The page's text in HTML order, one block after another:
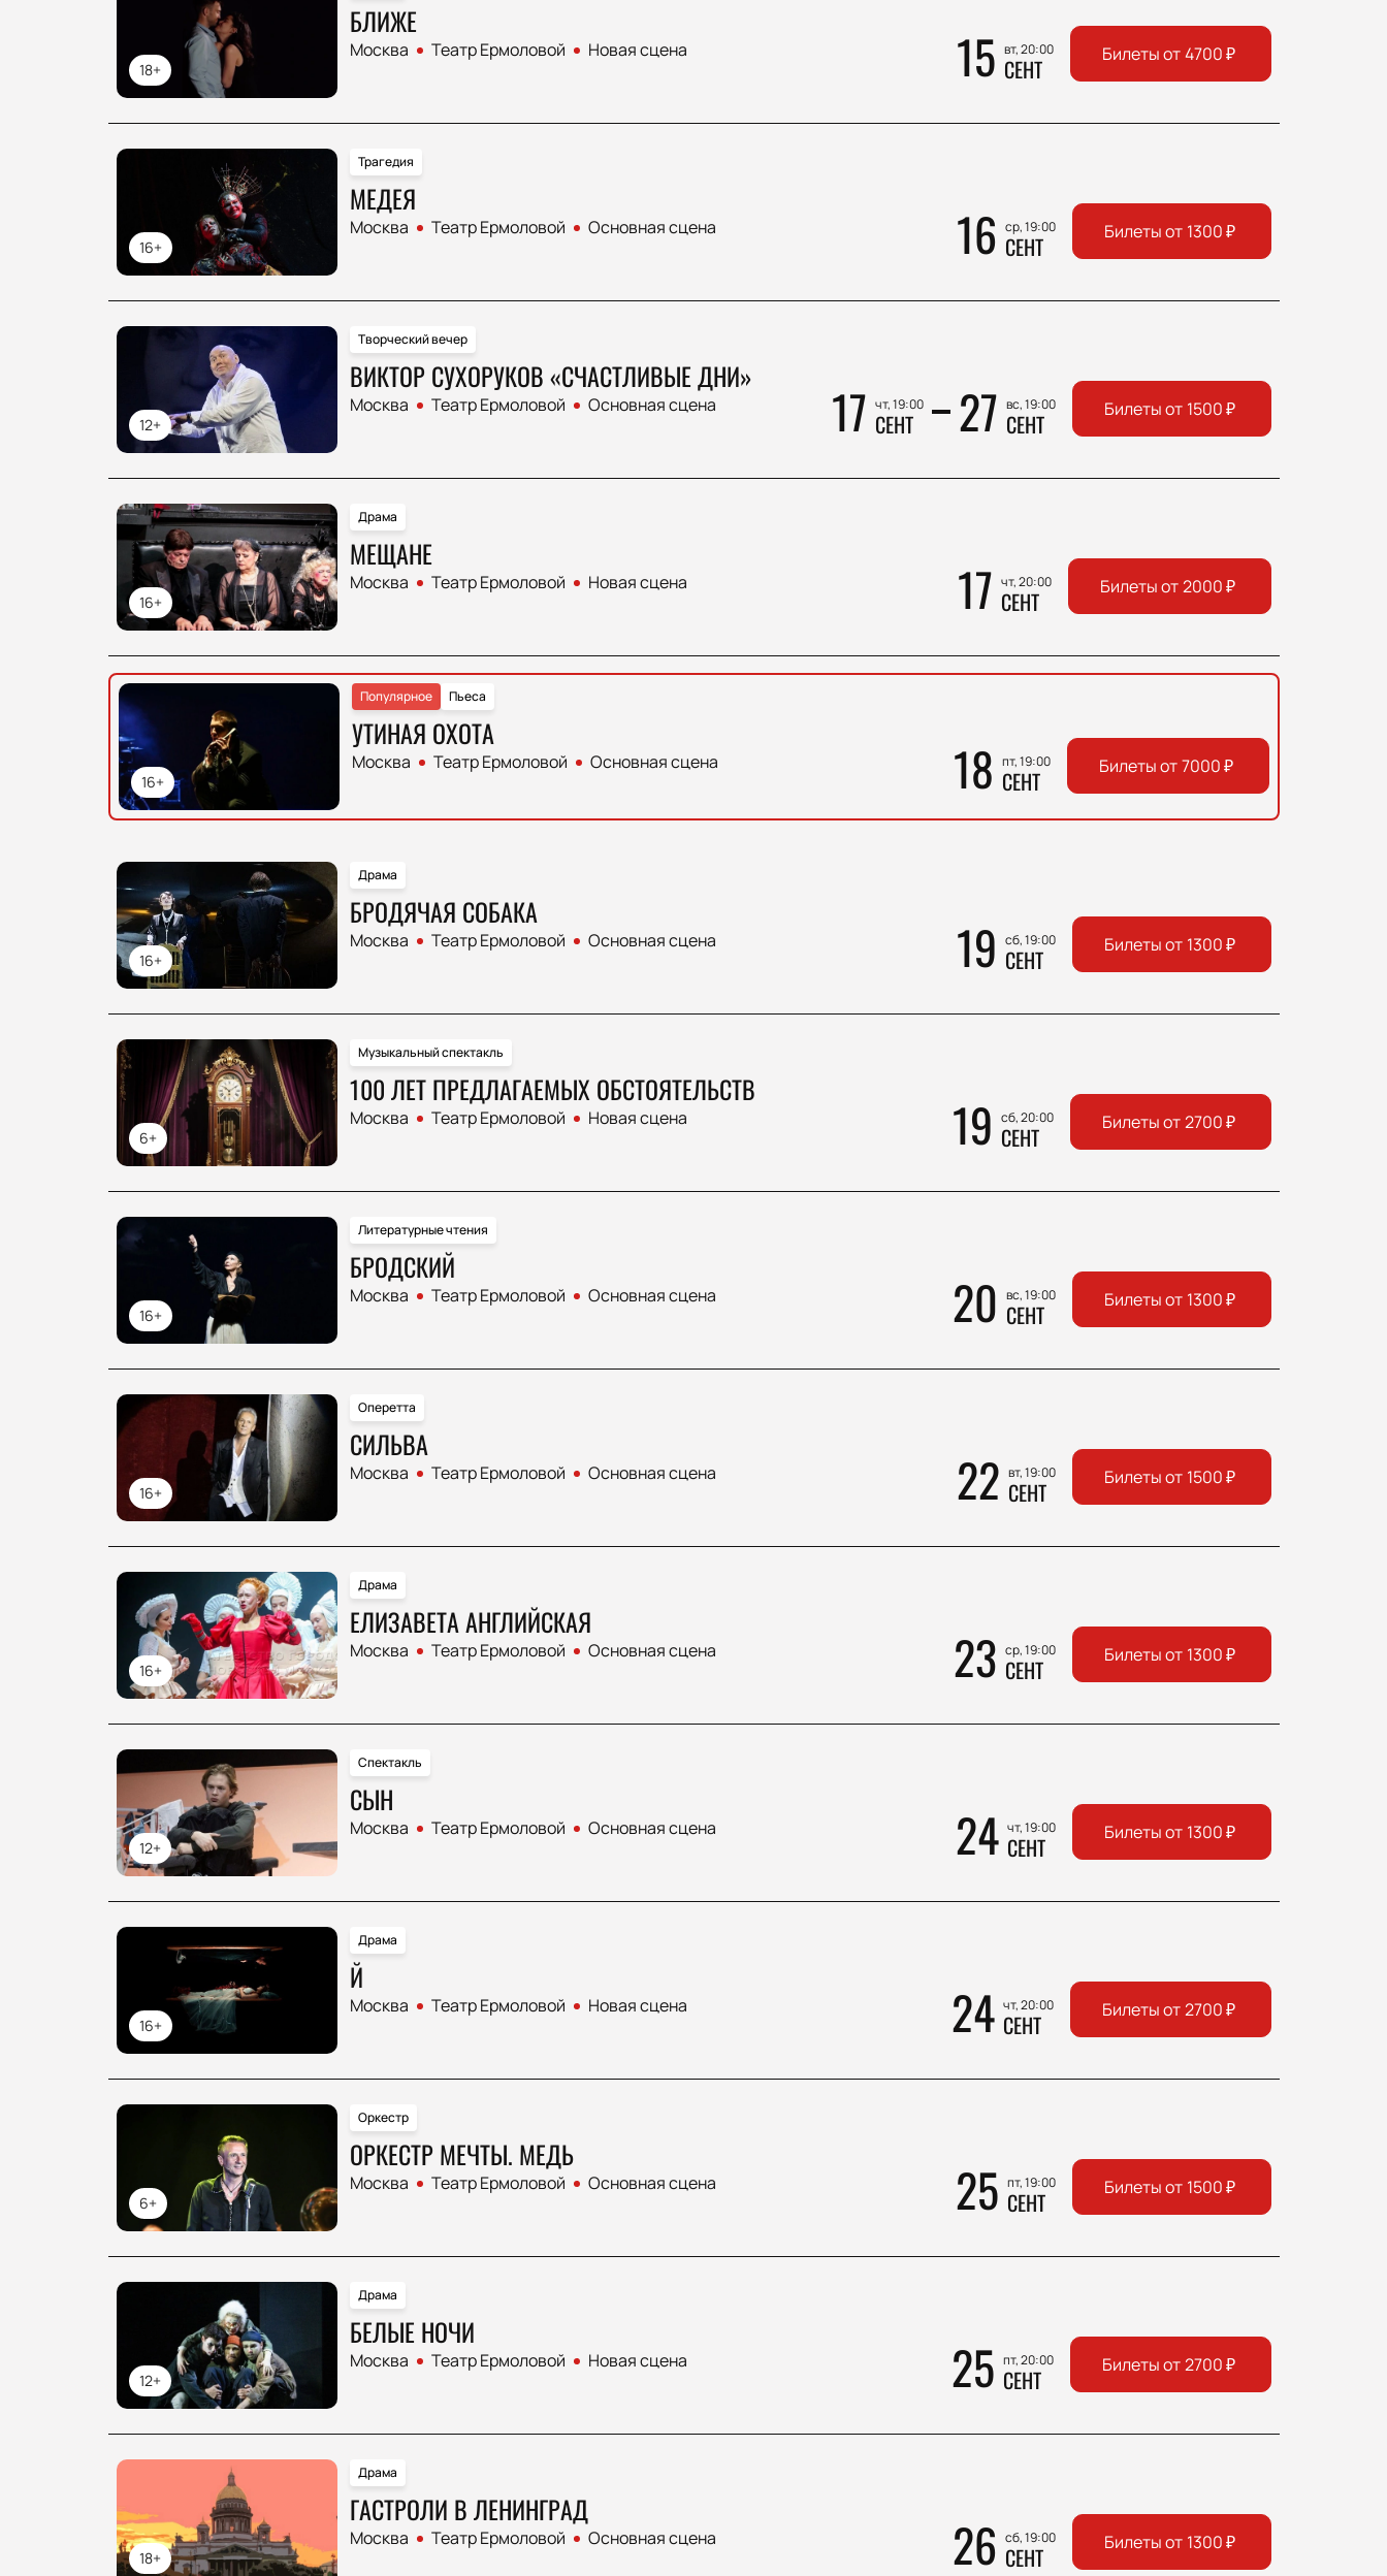
18+
БЛИЖЕ
Москва Театр Ермоловой Новая сцена 15 вт, 20:00
СЕНТ Билеты от 4700₽
16+
Трагедия
МЕДЕЯ
Москва Театр Ермоловой Основная сцена 16 ср, 19:00
СЕНТ Билеты от 1300₽
12+
Творческий вечер
ВИКТОР СУХОРУКОВ «СЧАСТЛИВЫЕ ДНИ»
Москва Театр Ермоловой Основная сцена 17 чт, 19:00
СЕНТ 27 вс, 19:00
СЕНТ Билеты от 1500₽
16+
Драма
МЕЩАНЕ
Москва Театр Ермоловой Новая сцена 17 чт, 20:00
СЕНТ Билеты от 2000₽
16+
Пьеса
Популярное
УТИНАЯ ОХОТА
Москва Театр Ермоловой Основная сцена 18 пт, 19:00
СЕНТ Билеты от 7000₽
16+
Драма
БРОДЯЧАЯ СОБАКА
Москва Театр Ермоловой Основная сцена 19 сб, 19:00
СЕНТ Билеты от 1300₽
6+
Музыкальный спектакль
100 ЛЕТ ПРЕДЛАГАЕМЫХ ОБСТОЯТЕЛЬСТВ
Москва Театр Ермоловой Новая сцена 19 сб, 20:00
СЕНТ Билеты от 2700₽
16+
Литературные чтения
БРОДСКИЙ
Москва Театр Ермоловой Основная сцена 20 вс, 19:00
СЕНТ Билеты от 1300₽
16+
Оперетта
СИЛЬВА
Москва Театр Ермоловой Основная сцена 22 вт, 19:00
СЕНТ Билеты от 1500₽
16+
Драма
ЕЛИЗАВЕТА АНГЛИЙСКАЯ
Москва Театр Ермоловой Основная сцена 23 ср, 19:00
СЕНТ Билеты от 1300₽
12+
Спектакль
СЫН
Москва Театр Ермоловой Основная сцена 24 чт, 19:00
СЕНТ Билеты от 1300₽
16+
Драма
Й
Москва Театр Ермоловой Новая сцена 24 чт, 20:00
СЕНТ Билеты от 2700₽
6+
Оркестр
ОРКЕСТР МЕЧТЫ. МЕДЬ
Москва Театр Ермоловой Основная сцена 25 пт, 19:00
СЕНТ Билеты от 1500₽
12+
Драма
БЕЛЫЕ НОЧИ
Москва Театр Ермоловой Новая сцена 25 пт, 20:00
СЕНТ Билеты от 2700₽
18+
Драма
ГАСТРОЛИ В ЛЕНИНГРАД
Москва Театр Ермоловой Основная сцена 26 сб, 19:00
СЕНТ Билеты от 1300₽